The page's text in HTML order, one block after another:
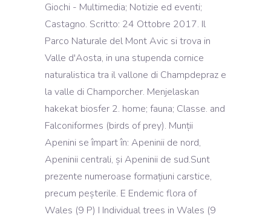
Giochi - Multimedia; Notizie ed eventi;
Castagno. Scritto: 24 Ottobre 2017. Il
Parco Naturale del Mont Avic si trova in
Valle d'Aosta, in una stupenda cornice
naturalistica tra il vallone di Champdepraz e
la valle di Champorcher. Menjelaskan
hakekat biosfer 2. home; fauna; Classe. and
Falconiformes (birds of prey). Munții
Apenini se împart în: Apeninii de nord,
Apeninii centrali, și Apeninii de sud.Sunt
prezente numeroase formațiuni carstice,
precum peșterile. E Endemic flora of
Wales‎ (9 P) I Individual trees in Wales‎ (9